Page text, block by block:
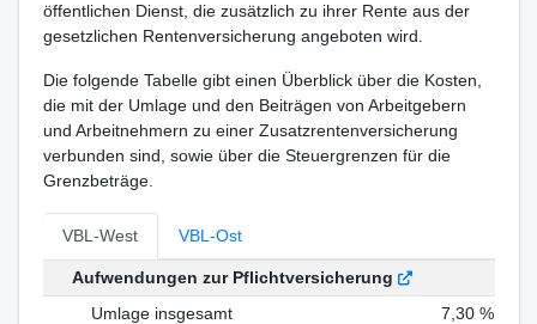
öffentlichen Dienst, die zusätzlich zu ihrer Rente aus der
gesetzlichen Rentenversicherung angeboten wird.
Die folgende Tabelle gibt einen Überblick über die Kosten,
die mit der Umlage und den Beiträgen von Arbeitgebern
und Arbeitnehmern zu einer Zusatzrentenversicherung
verbunden sind, sowie über die Steuergrenzen für die
Grenzbeträge.
VBL-West VBL-Ost
Aufwendungen zur Pflichtversicherung
Umlage insgesamt
7,30 %